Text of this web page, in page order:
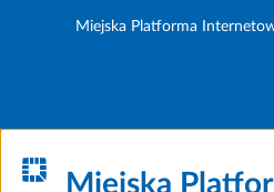
Miejska Platforma
Miejska